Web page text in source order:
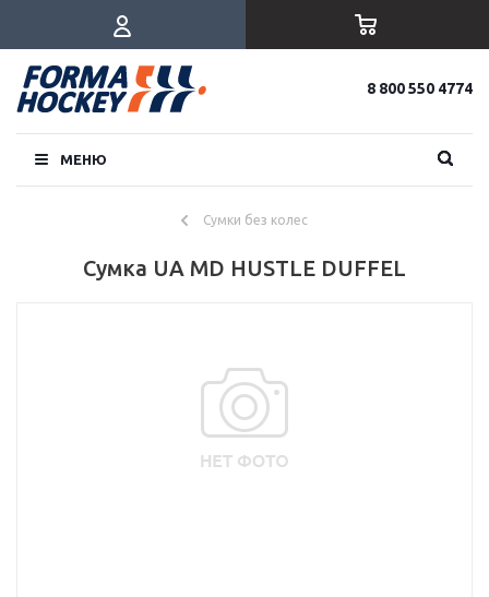
8 800 550 4774
МЕНЮ
Сумки без колес
Сумка UA MD HUSTLE DUFFEL